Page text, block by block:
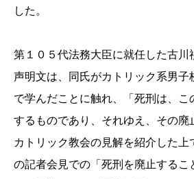
した。
第１０５代法務大臣に就任した古川
声明文は、同氏がカトリック系男子
で学んだことに触れ、「死刑は、こ
するものであり、それゆえ、その廃
カトリック教会の見解を紹介した上
の記者会見での「死刑を廃止するこ